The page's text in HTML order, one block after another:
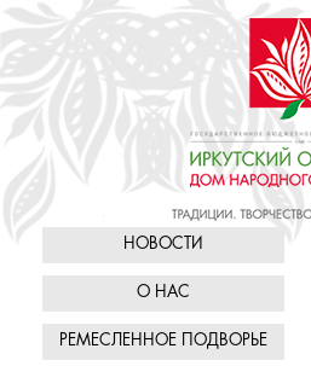
НОВОСТИ
О НАС
РЕМЕСЛЕННОЕ ПОДВОРЬЕ